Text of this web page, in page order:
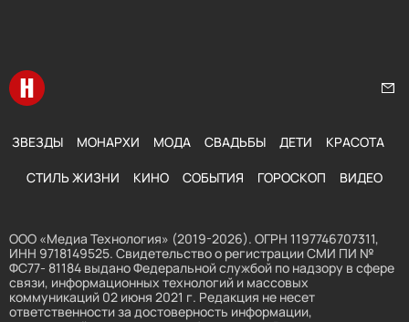
Перейти на главную
ЗВЕЗДЫ МОНАРХИ МОДА СВАДЬБЫ ДЕТИ КРАСОТА
СТИЛЬ ЖИЗНИ КИНО СОБЫТИЯ ГОРОСКОП ВИДЕО
ООО «Медиа Технология» (2019-2026). ОГРН 1197746707311,
ИНН 9718149525. Свидетельство о регистрации СМИ ПИ №
ФС77- 81184 выдано Федеральной службой по надзору в сфере
связи, информационных технологий и массовых
коммуникаций 02 июня 2021 г. Редакция не несет
ответственности за достоверность информации,